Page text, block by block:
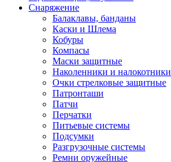
Снаряжение
Балаклавы, банданы
Каски и Шлема
Кобуры
Компасы
Маски защитные
Наколенники и налокотники
Очки стрелковые защитные
Патронташи
Патчи
Перчатки
Питьевые системы
Подсумки
Разгрузочные системы
Ремни оружейные